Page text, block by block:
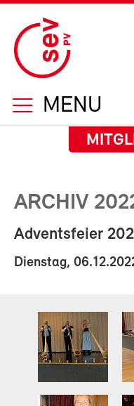
MENU
ARCHIV
Adventsfeier
Dienstag,